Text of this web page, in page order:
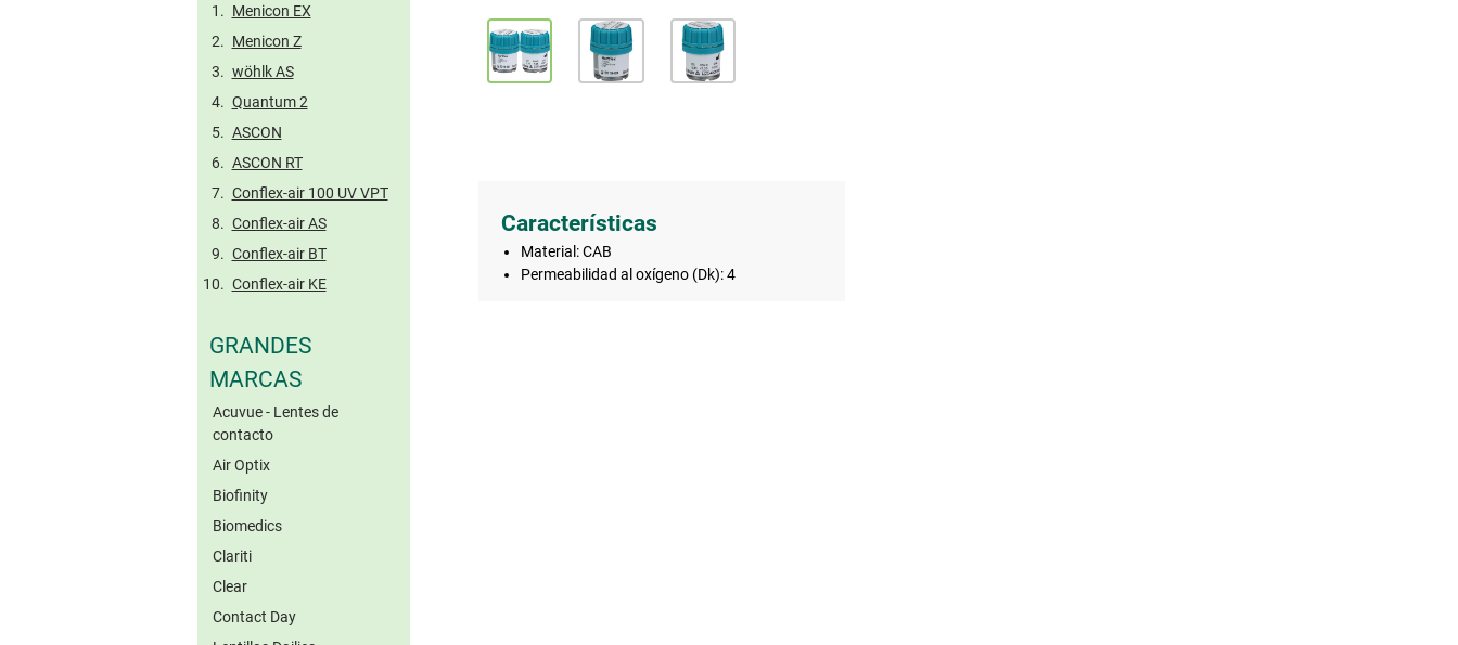
Menicon EX
Menicon Z
wöhlk AS
Quantum 2
ASCON
ASCON RT
Conflex-air 100 UV VPT
Conflex-air AS
Conflex-air BT
Conflex-air KE
GRANDES
MARCAS
Acuvue - Lentes de
contacto
Air Optix
Biofinity
Biomedics
Clariti
Clear
Contact Day
Características
Material: CAB
Permeabilidad al oxígeno (Dk): 4